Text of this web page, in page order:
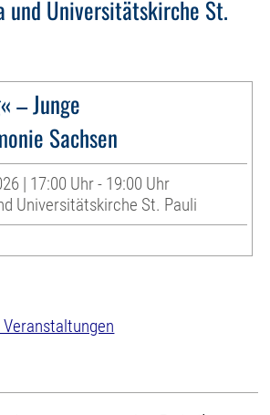
und Universitätskirche St.
– Junge
Sachsen
| 17:00 Uhr - 19:00 Uhr
Universitätskirche St. Pauli